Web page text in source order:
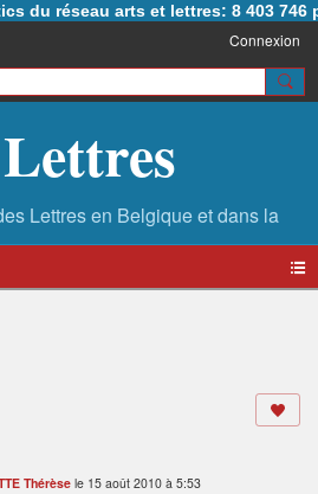
du réseau arts et lettres: 8 403 746
Connexion
Thérèse le 15 août 2010 à 5:53